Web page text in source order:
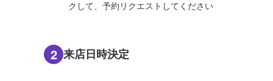
クして、予約リクエストしてください
2 来店日時決定